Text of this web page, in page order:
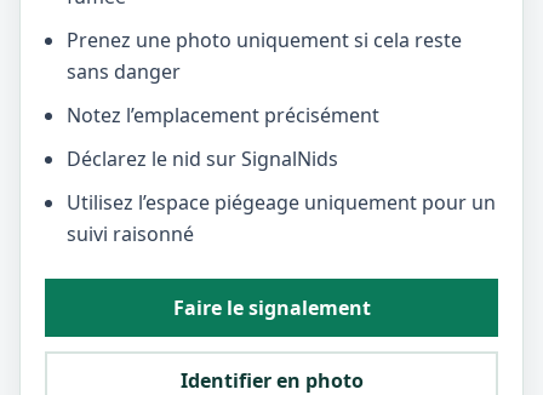
Prenez une photo uniquement si cela reste
sans danger
Notez l’emplacement précisément
Déclarez le nid sur SignalNids
Utilisez l’espace piégeage uniquement pour un
suivi raisonné
Faire le signalement
Identifier en photo